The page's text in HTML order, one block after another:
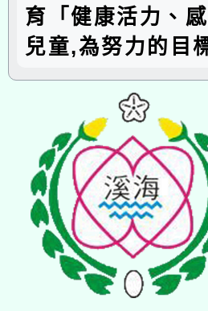
育「健康活力、
兒童,為努力的目